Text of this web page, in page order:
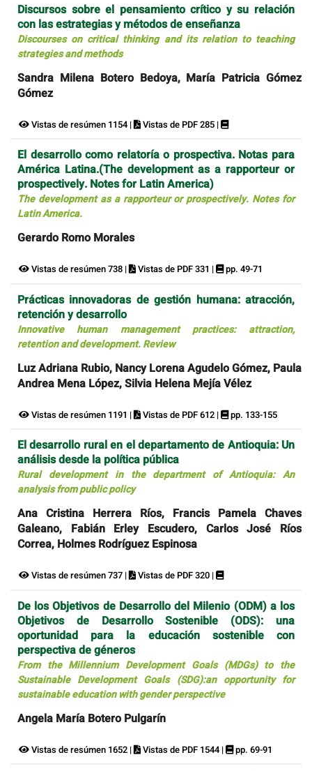
Discursos sobre el pensamiento crítico y su relación
con las estrategias y métodos de enseñanza
Discourses on critical thinking and its relation to teaching
strategies and methods
Sandra Milena Botero Bedoya, María Patricia Gómez
Gómez
Vistas de resúmen 1154 | Vistas de PDF 285 |
El desarrollo como relatoría o prospectiva. Notas para
América Latina.(The development as a rapporteur or
prospectively. Notes for Latin America)
The development as a rapporteur or prospectively. Notes for
Latin America.
Gerardo Romo Morales
Vistas de resúmen 738 | Vistas de PDF 331 | pp. 49-71
Prácticas innovadoras de gestión humana: atracción,
retención y desarrollo
Innovative human management practices: attraction,
retention and development. Review
Luz Adriana Rubio, Nancy Lorena Agudelo Gómez, Paula
Andrea Mena López, Silvia Helena Mejía Vélez
Vistas de resúmen 1191 | Vistas de PDF 612 | pp. 133-155
El desarrollo rural en el departamento de Antioquia: Un
análisis desde la política pública
Rural development in the department of Antioquia: An
analysis from public policy
Ana Cristina Herrera Ríos, Francis Pamela Chaves
Galeano, Fabián Erley Escudero, Carlos José Ríos
Correa, Holmes Rodríguez Espinosa
Vistas de resúmen 737 | Vistas de PDF 320 |
De los Objetivos de Desarrollo del Milenio (ODM) a los
Objetivos de Desarrollo Sostenible (ODS): una
oportunidad para la educación sostenible con
perspectiva de géneros
From the Millennium Development Goals (MDGs) to the
Sustainable Development Goals (SDG):an opportunity for
sustainable education with gender perspective
Angela María Botero Pulgarín
Vistas de resúmen 1652 | Vistas de PDF 1544 | pp. 69-91